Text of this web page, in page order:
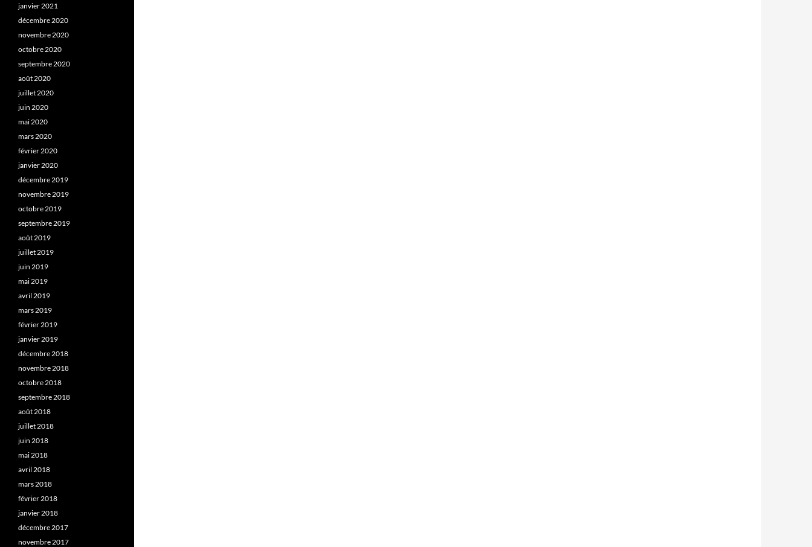
janvier 2021
décembre 2020
novembre 2020
octobre 2020
septembre 2020
août 2020
juillet 2020
juin 2020
mai 2020
mars 2020
février 2020
janvier 2020
décembre 2019
novembre 2019
octobre 2019
septembre 2019
août 2019
juillet 2019
juin 2019
mai 2019
avril 2019
mars 2019
février 2019
janvier 2019
décembre 2018
novembre 2018
octobre 2018
septembre 2018
août 2018
juillet 2018
juin 2018
mai 2018
avril 2018
mars 2018
février 2018
janvier 2018
décembre 2017
novembre 2017